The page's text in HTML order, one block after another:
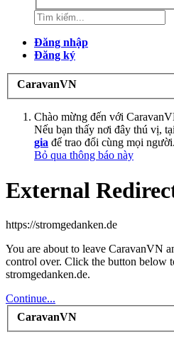
Đăng nhập
Đăng ký
CaravanVN
Chào mừng đến với
Nếu bạn thấy nơi đây thú vị,
gia để trao đổi cùng mọi
Bỏ qua thông báo này
External
https://stromgedanken.de
You are about to leave CaravanVN
control over. Click the button below
stromgedanken.de.
Continue...
CaravanVN